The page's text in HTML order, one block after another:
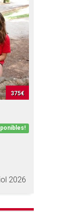
375€
2026